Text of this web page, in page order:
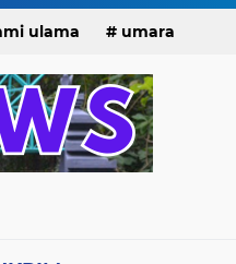
TERKINI)NEWS.YANG KE 1
dan Maknanya
ulama umara
2025